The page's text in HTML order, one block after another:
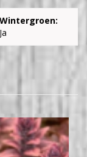
Wintergroen:
Ja